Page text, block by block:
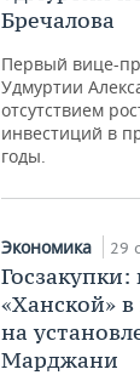
Бречалова
Первый вице-
Удмуртии
отсутствием
инвестиций в
годы.
Экономика 29
«Ханской»
на
Марджани